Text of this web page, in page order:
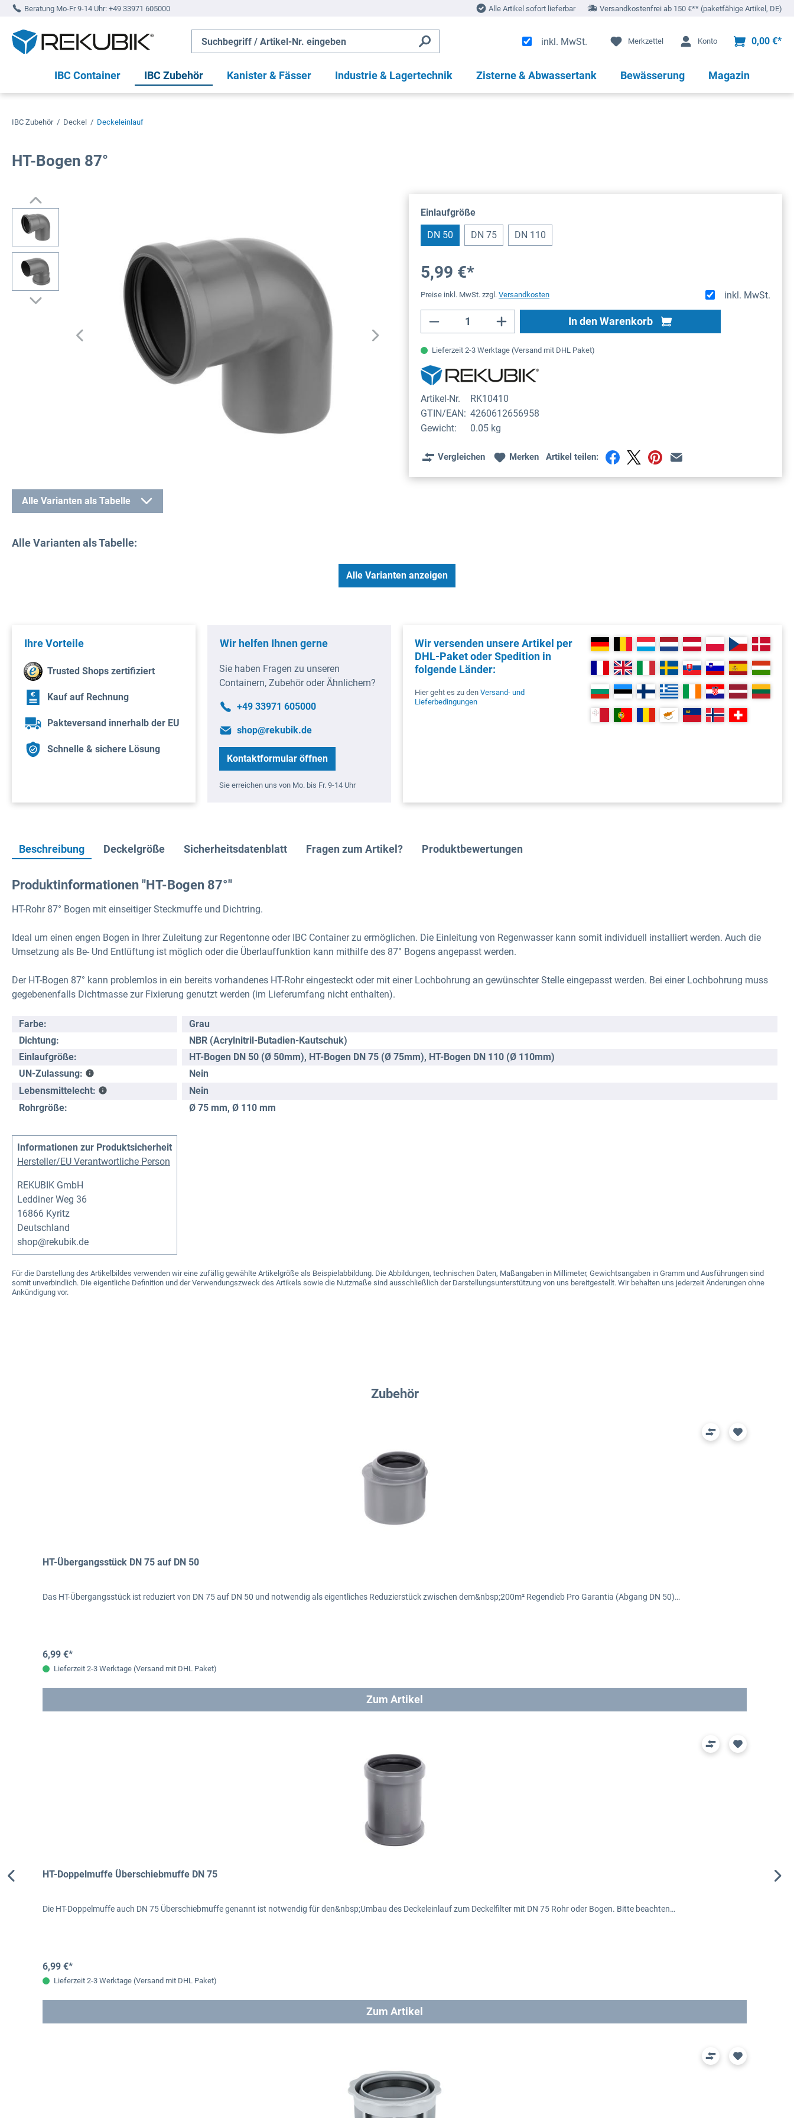
Zur Hauptnavigation springen
Beratung Mo-Fr 9-14 Uhr: +49 33971 605000 Alle Artikel sofort lieferbar Versandkostenfrei ab 150 €** (paketfähige Artikel, DE)
inkl. MwSt. Merkzettel Konto 0,00 €*
IBC Container IBC Zubehör Kanister & Fässer Industrie & Lagertechnik Zisterne & Abwassertank Bewässerung Magazin
IBC Zubehör / Deckel / Deckeleinlauf
HT-Bogen 87°
Alle Varianten als Tabelle
Einlaufgrößeauswählen
DN 50 DN 75 DN 110
5,99 €*
inkl. MwSt.
Preise inkl. MwSt. zzgl. Versandkosten
Produkt Anzahl: Gib den gewünschten Wert ein oder
In den Warenkorb
Lieferzeit 2-3 Werktage (Versand mit DHL Paket)
Artikel-Nr.
RK10410
GTIN/EAN: 4260612656958
Gewicht:
0.05 kg
Vergleichen Merken Artikel teilen:
Alle Varianten als Tabelle:
Alle Varianten anzeigen
Ihre Vorteile
Trusted Shops zertifiziert
Kauf auf Rechnung
Pakteversand innerhalb der EU
Schnelle & sichere Lösung
Wir helfen Ihnen gerne
Sie haben Fragen zu unseren
Containern, Zubehör oder Ähnlichem?
+49 33971 605000
shop@rekubik.de
Kontaktformular öffnen
Sie erreichen uns von Mo. bis Fr. 9-14 Uhr
Wir versenden unsere Artikel per
DHL-Paket oder Spedition in
folgende Länder:
Hier geht es zu den Versand- und
Lieferbedingungen
Beschreibung Deckelgröße Sicherheitsdatenblatt Fragen zum Artikel? Produktbewertungen
Produktinformationen "HT-Bogen 87°"
HT-Rohr 87° Bogen mit einseitiger Steckmuffe und Dichtring.
Ideal um einen engen Bogen in Ihrer Zuleitung zur Regentonne oder IBC Container zu ermöglichen. Die Einleitung von Regenwasser kann somit individuell installiert werden. Auch die
Umsetzung als Be- Und Entlüftung ist möglich oder die Überlauffunktion kann mithilfe des 87° Bogens angepasst werden.
Der HT-Bogen 87° kann problemlos in ein bereits vorhandenes HT-Rohr eingesteckt oder mit einer Lochbohrung an gewünschter Stelle eingepasst werden. Bei einer Lochbohrung muss
gegebenenfalls Dichtmasse zur Fixierung genutzt werden (im Lieferumfang nicht enthalten).
Farbe:
Grau
Dichtung:
NBR (Acrylnitril-Butadien-Kautschuk)
Einlaufgröße:
HT-Bogen DN 50 (Ø 50mm), HT-Bogen DN 75 (Ø 75mm), HT-Bogen DN 110 (Ø 110mm)
UN-Zulassung:
Nein
Lebensmittelecht:
Nein
Rohrgröße:
Ø 75 mm, Ø 110 mm
Informationen zur Produktsicherheit
Hersteller/EU Verantwortliche Person
REKUBIK GmbH
Leddiner Weg 36
16866 Kyritz
Deutschland
shop@rekubik.de
Für die Darstellung des Artikelbildes verwenden wir eine zufällig gewählte Artikelgröße als Beispielabbildung. Die Abbildungen, technischen Daten, Maßangaben in Millimeter, Gewichtsangaben in Gramm und Ausführungen sind
somit unverbindlich. Die eigentliche Definition und der Verwendungszweck des Artikels sowie die Nutzmaße sind ausschließlich der Darstellungsunterstützung von uns bereitgestellt. Wir behalten uns jederzeit Änderungen ohne
Ankündigung vor.
Zubehör
HT-Übergangsstück DN 75 auf DN 50
Das HT-Übergangsstück ist reduziert von DN 75 auf DN 50 und notwendig als eigentliches Reduzierstück zwischen dem&nbsp;200m² Regendieb Pro Garantia (Abgang DN 50)…
6,99 €*
Lieferzeit 2-3 Werktage (Versand mit DHL Paket)
Zum Artikel
HT-Doppelmuffe Überschiebmuffe DN 75
Die HT-Doppelmuffe auch DN 75 Überschiebmuffe genannt ist notwendig für den&nbsp;Umbau des Deckeleinlauf zum Deckelfilter mit DN 75 Rohr oder Bogen. Bitte beachten…
6,99 €*
Lieferzeit 2-3 Werktage (Versand mit DHL Paket)
Zum Artikel